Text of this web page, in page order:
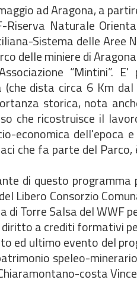
ad Aragona, a
Riserva Naturale
Sistema delle Aree
delle miniere di
“Mintini”.
(che dista circa 6 Km
storica, nota
che ricostruisce il
economica dell'epoca
che fa parte del
di questo
Libero Consorzio
di Torre Salsa del WWF
a crediti formativi per
ed ultimo evento del
speleo-
costa